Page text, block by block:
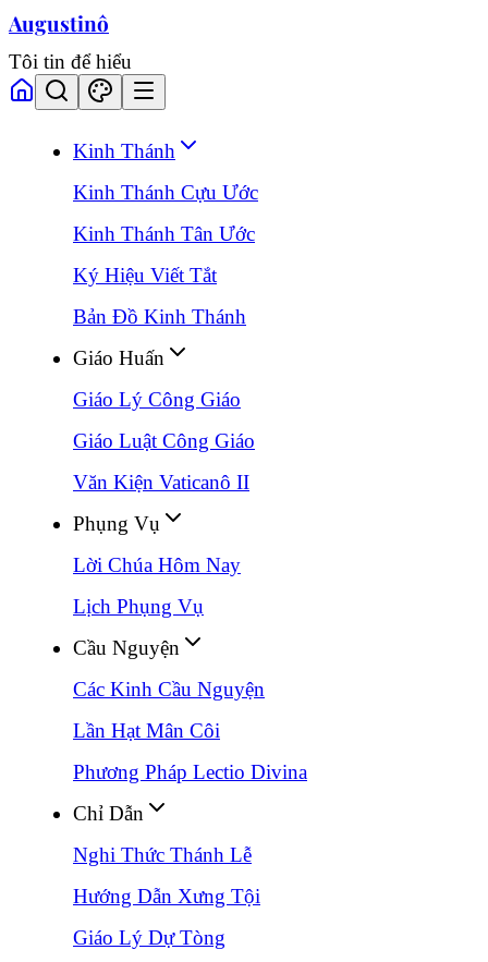
Augustinô
Tôi tin để hiểu
Kinh Thánh
Kinh Thánh Cựu Ước
Kinh Thánh Tân Ước
Ký Hiệu Viết Tắt
Bản Đồ Kinh Thánh
Giáo Huấn
Giáo Lý Công Giáo
Giáo Luật Công Giáo
Văn Kiện Vaticanô II
Phụng Vụ
Lời Chúa Hôm Nay
Lịch Phụng Vụ
Cầu Nguyện
Các Kinh Cầu Nguyện
Lần Hạt Mân Côi
Phương Pháp Lectio Divina
Chỉ Dẫn
Nghi Thức Thánh Lễ
Hướng Dẫn Xưng Tội
Giáo Lý Dự Tòng